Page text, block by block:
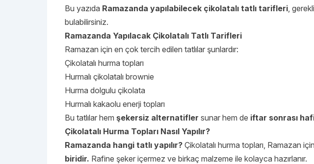
Bu yazıda Ramazanda yapılabilecek çikolatalı tatlı tarifleri,
bulabilirsiniz.
Ramazanda Yapılacak Çikolatalı Tatlı Tarifleri
Ramazan için en çok tercih edilen tatlılar şunlardır:
Çikolatalı hurma topları
Hurmalı çikolatalı brownie
Hurma dolgulu çikolata
Hurmalı kakaolu enerji topları
Bu tatlılar hem şekersiz alternatifler sunar hem de iftar sonrası
Çikolatalı Hurma Topları Nasıl Yapılır?
Ramazanda hangi tatlı yapılır? Çikolatalı hurma topları, Ramazan için
biridir. Rafine şeker içermez ve birkaç malzeme ile kolayca hazırlanır.